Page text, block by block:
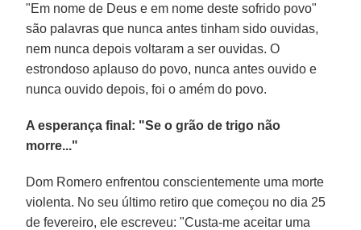
"Em nome de Deus e em nome deste sofrido povo"
são palavras que nunca antes tinham sido ouvidas,
nem nunca depois voltaram a ser ouvidas. O
estrondoso aplauso do povo, nunca antes ouvido e
nunca ouvido depois, foi o amém do povo.
A esperança final: "Se o grão de trigo não
morre..."
Dom Romero enfrentou conscientemente uma morte
violenta. No seu último retiro que começou no dia 25
de fevereiro, ele escreveu: "Custa-me aceitar uma